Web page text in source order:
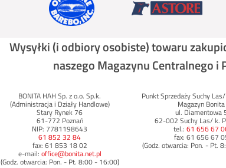
Wysyłki (i odbiory osobiste) towaru
naszego Magazynu Centralnego i
BONITA HAH Sp. z o.o. Sp.k.
(Administracja i Działy Handlowe)
Stary Rynek 76
61-772 Poznań
NIP: 7781198643
61 852 32 84
fax: 61 853 18 02
e-mail: office@bonita.net.pl
(Godz. otwarcia: Pon. - Pt. 8:00 - 16:00)
Punkt Sprzedaży Suchy
Magazyn Bonita
ul. Diamentowa
62-002 Suchy Las/ k.
tel.: 61 656 67
fax: 61 656 67
(Godz. otwarcia: Pon. - Pt.